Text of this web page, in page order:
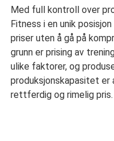
Med full kontroll over
Fitness i en unik
priser uten å gå på
grunn er prising av
ulike faktorer, og
produksjonskapasitet er
rettferdig og rimelig pris.